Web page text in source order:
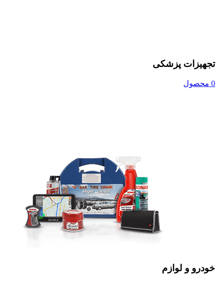
تجهیزات پزشکی
0 محصول
خودرو و لوازم